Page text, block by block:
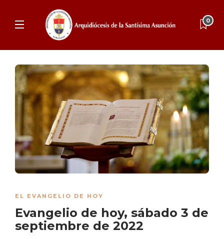
0
EL EVANGELIO DE HOY
Evangelio de hoy, sábado 3 de
septiembre de 2022